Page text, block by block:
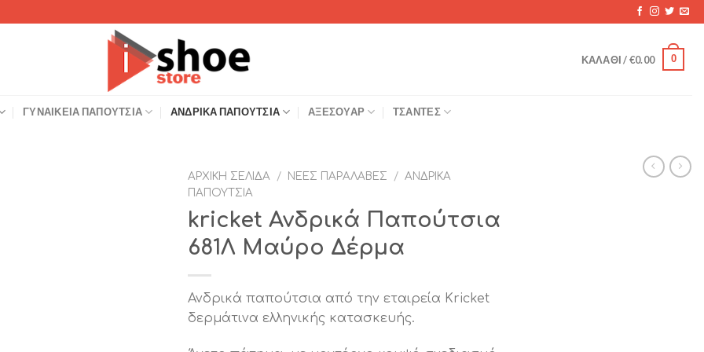
ΚΑΛΆΘΙ /€0.00 0
ΓΥΝΑΙΚΕΊΑ ΠΑΠΟΎΤΣΙΑ ΑΝΔΡΙΚΆ ΠΑΠΟΎΤΣΙΑ ΑΞΕΣΟΥΆΡ ΤΣΆΝΤΕΣ
ΑΡΧΙΚΉ ΣΕΛΊΔΑ / ΝΈΕΣ ΠΑΡΑΛΑΒΈΣ / ΑΝΔΡΙΚΆ
ΠΑΠΟΎΤΣΙΑ
kricket Ανδρικά Παπούτσια
681Λ Μαύρο Δέρμα
Ανδρικά παπούτσια από την εταιρεία Kricket
δερμάτινα ελληνικής κατασκευής.